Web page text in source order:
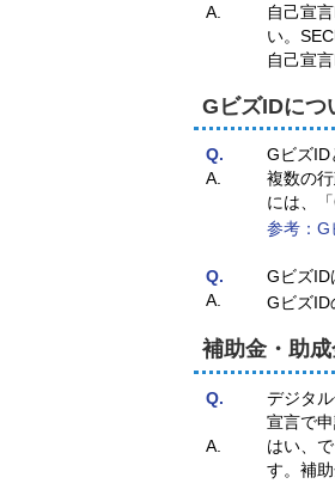
A.
自己宣
い。
自己宣
GビズIDにつ
Q.
GビズID
A.
複数の
には、
参考：G
Q.
GビズID
A.
GビズID
補助金・助
Q.
デジタ
宣言で
A.
はい、
す。補